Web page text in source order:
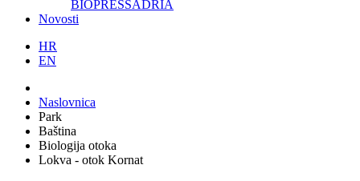
BIOPRESSADRIA
Novosti
HR
EN
Naslovnica
Park
Baština
Biologija otoka
Lokva - otok Kornat